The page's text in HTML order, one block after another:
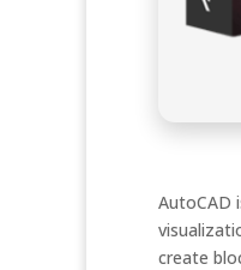
AutoCAD
create